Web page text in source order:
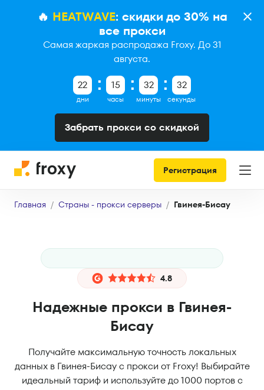
🔥 HEATWAVE: скидки до 30% на
все прокси
Самая жаркая распродажа Froxy. До 31
августа.
22
дни
15
часы
32
минуты
31
секунды
Забрать прокси со скидкой
Регистрация
Главная Страны - прокси серверы Гвинея-Бисау
4.8
Надежные прокси в Гвинея-
Бисау
Получайте максимальную точность локальных
данных в Гвинея-Бисау с прокси от Froxy! Выбирайте
идеальный тариф и используйте до 1000 портов с